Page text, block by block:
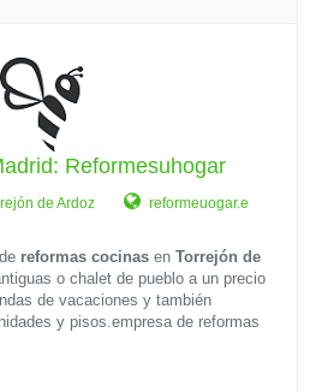
Reformesuhogar
de Ardoz reformeuogar.e
reformas cocinas en Torrejón de
o chalet de pueblo a un precio
de vacaciones y también
y pisos.empresa de reformas